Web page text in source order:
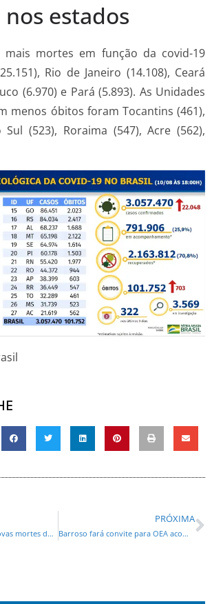
nos estados
mais mortes em função da covid-19
Rio de Janeiro (14.108), Ceará
(6.970) e Pará (5.893). As Unidades
menos óbitos foram Tocantins (461),
(523), Roraima (547), Acre (562),
Curitiba registra 16 novas mortes de moradores por covid-19
PRÓXIMA
Barroso fará convite para OEA acompanhar eleições municipais